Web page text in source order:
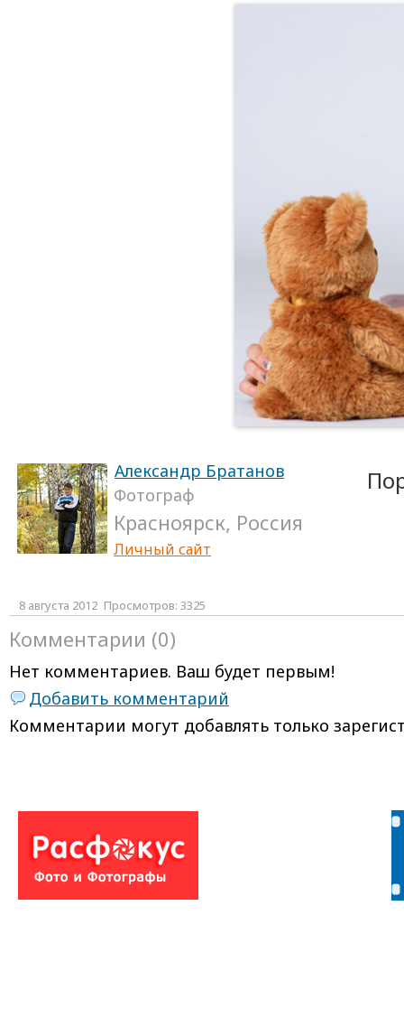
Александр Братанов
Фотограф
Красноярск, Россия
Личный сайт
8 августа 2012 Просмотров: 3325
Комментарии (0)
Нет комментариев. Ваш будет первым!
Добавить комментарий
Комментарии могут добавлять только